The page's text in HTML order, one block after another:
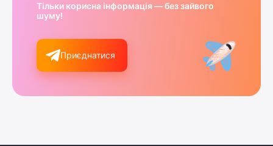
Тільки корисна інформація — без зайвого
шуму!
Приєднатися